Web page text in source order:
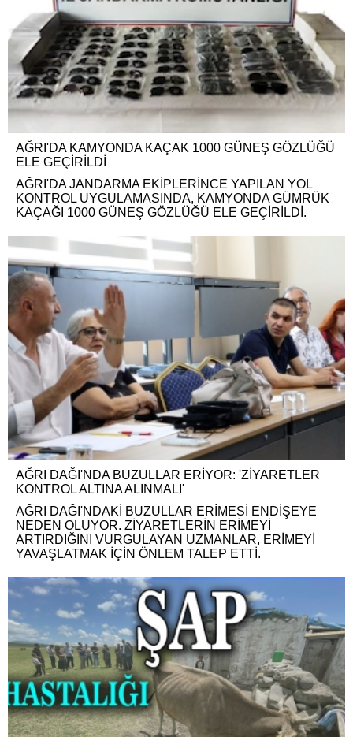
AĞRI'DA KAMYONDA KAÇAK 1000 GÜNEŞ GÖZLÜĞÜ
ELE GEÇİRİLDİ
AĞRI'DA JANDARMA EKİPLERİNCE YAPILAN YOL
KONTROL UYGULAMASINDA, KAMYONDA GÜMRÜK
KAÇAĞI 1000 GÜNEŞ GÖZLÜĞÜ ELE GEÇİRİLDİ.
AĞRI DAĞI'NDA BUZULLAR ERİYOR: 'ZİYARETLER
KONTROL ALTINA ALINMALI'
AĞRI DAĞI'NDAKİ BUZULLAR ERİMESİ ENDİŞEYE
NEDEN OLUYOR. ZİYARETLERİN ERİMEYİ
ARTIRDIĞINI VURGULAYAN UZMANLAR, ERİMEYİ
YAVAŞLATMAK İÇİN ÖNLEM TALEP ETTİ.